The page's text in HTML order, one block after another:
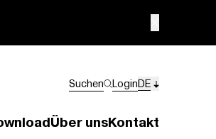
Suchen LoginDE
Über unsKontakt